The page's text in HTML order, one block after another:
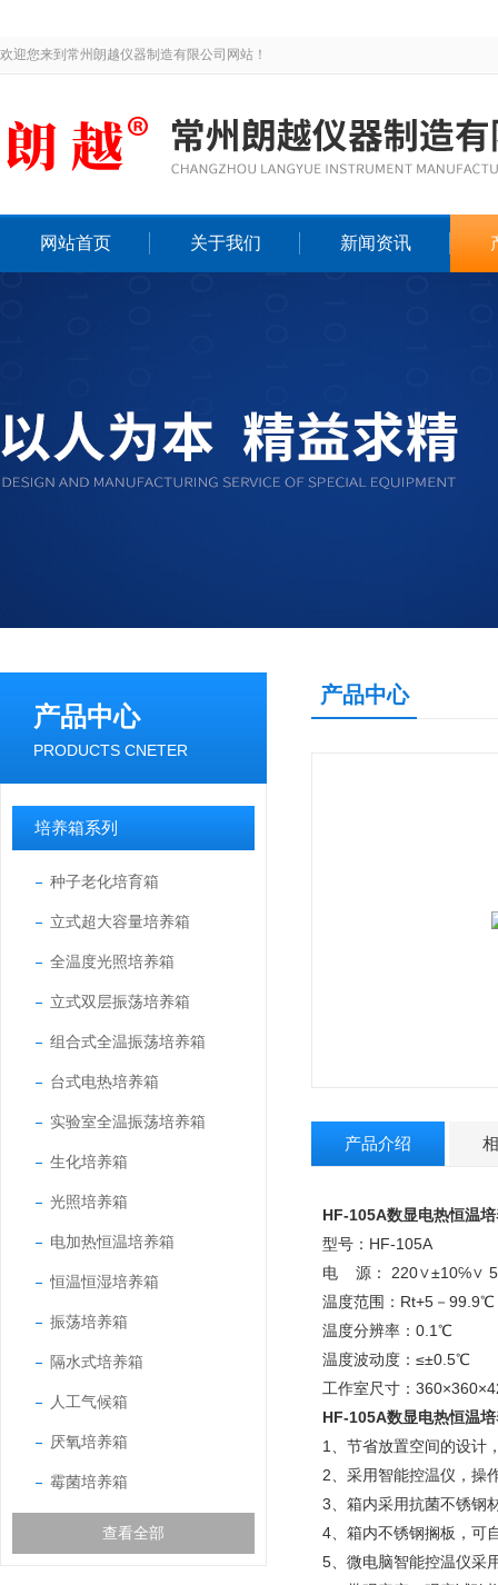
欢迎您来到常州朗越仪器制造有限公司网站！
网站首页 关于我们 新闻资讯
产品中心
PRODUCTS CNETER
培养箱系列
种子老化培育箱
立式超大容量培养箱
全温度光照培养箱
立式双层振荡培养箱
组合式全温振荡培养箱
台式电热培养箱
实验室全温振荡培养箱
生化培养箱
光照培养箱
电加热恒温培养箱
恒温恒湿培养箱
振荡培养箱
隔水式培养箱
人工气候箱
厌氧培养箱
霉菌培养箱
查看全部
产品中心
产品介绍
HF-105A数显电热恒温
型号：HF-105A
电 源： 220∨±10℅∨
温度范围：Rt+5－99.9℃
温度分辨率：0.1℃
温度波动度：≤±0.5℃
工作室尺寸：
HF-105A数显电热恒温
1、节省放置空间的设计
2、采用智能控温仪，操
3、箱内采用抗菌不锈钢
4、箱内不锈钢搁板，可
5、微电脑智能控温仪采